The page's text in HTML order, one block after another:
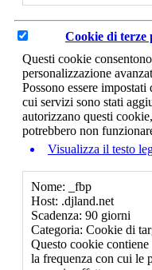
Cookie di terze
Questi cookie
personalizzazione
Possono essere
cui servizi sono stati
autorizzano questi
potrebbero non
Visualizza il testo
Nome: _fbp
Host: .djland.net
Scadenza: 90 giorni
Categoria: Cookie di
Questo cookie
la frequenza con cui le